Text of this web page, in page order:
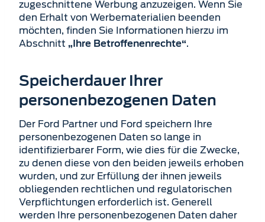
zugeschnittene Werbung anzuzeigen. Wenn Sie
den Erhalt von Werbematerialien beenden
möchten, finden Sie Informationen hierzu im
Abschnitt „Ihre Betroffenenrechte“.
Speicherdauer Ihrer
personenbezogenen Daten
Der Ford Partner und Ford speichern Ihre
personenbezogenen Daten so lange in
identifizierbarer Form, wie dies für die Zwecke,
zu denen diese von den beiden jeweils erhoben
wurden, und zur Erfüllung der ihnen jeweils
obliegenden rechtlichen und regulatorischen
Verpflichtungen erforderlich ist. Generell
werden Ihre personenbezogenen Daten daher